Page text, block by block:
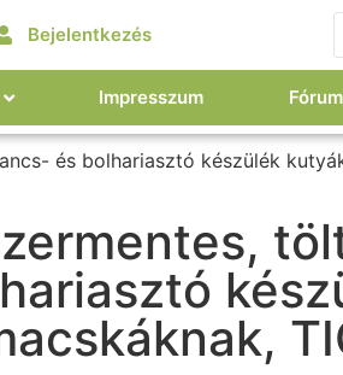
Bejelentkezés
Impresszum Fórum
és bolhariasztó készülék